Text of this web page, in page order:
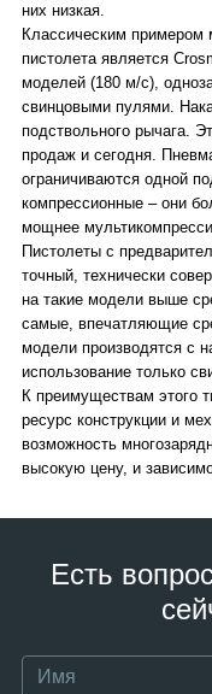
них низкая.
Классическим примером
пистолета является
моделей (180 м/с),
свинцовыми пулями.
подствольного рычага.
продаж и сегодня.
ограничиваются одной
компрессионные – они
мощнее
Пистолеты с
точный, технически
на такие модели выше
самые, впечатляющие
модели производятся с
использование только
К преимуществам этого
ресурс конструкции и
возможность
высокую цену, и
Есть